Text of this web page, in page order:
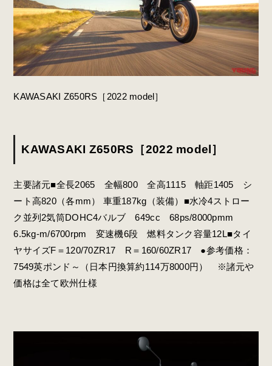
KAWASAKI Z650RS［2022 model］
KAWASAKI Z650RS［2022 model］
主要諸元■全長2065 全幅800 全高1115 軸距1405 シ
ート高820（各mm） 車重187kg（装備）■水冷4ストロー
ク並列2気筒DOHC4バルブ 649cc 68ps/8000pmm
6.5kg-m/6700rpm 変速機6段 燃料タンク容量12L■タイ
ヤサイズF＝120/70ZR17 R＝160/60ZR17 ●参考価格：
7549英ポンド～（日本円換算約114万8000円） ※諸元や
価格は全て欧州仕様